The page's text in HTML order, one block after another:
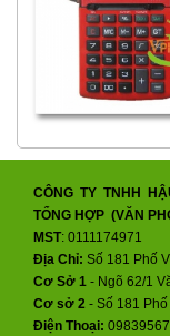
CÔNG TY TNHH
TỔNG HỢP (VĂN
MST: 0111174971
Địa Chỉ: Số 181 Phố
Cơ Sở 1 - Ngõ 62/1
Cơ sở 2 - Số 181
Điện Thoại: